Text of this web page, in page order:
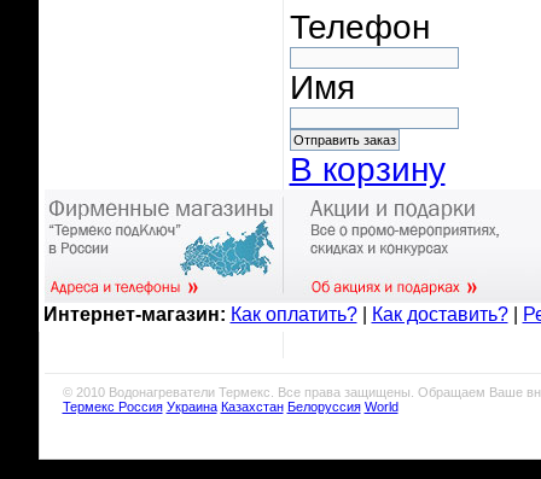
Телефон
Имя
В корзину
Интернет-магазин: Как оплатить?| Как доставить?|
© 2010 Водонагреватели Термекс. Все права защищены. Обращаем Ваше
Термекс Россия Украина Казахстан Белоруссия World